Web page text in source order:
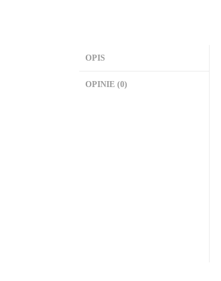
OPIS
OPINIE (0)